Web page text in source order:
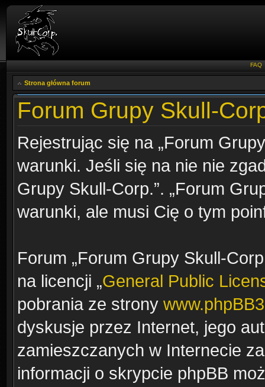
FAQ
Strona główna forum
Forum Grupy Skull-
Rejestrując się na „Forum
warunki. Jeśli się na nie nie
Grupy Skull-Corp.”. „Forum
warunki, ale musi Cię o tym
Forum „Forum Grupy Skull-
na licencji „General Public
pobrania ze strony
dyskusje przez Internet, jego
zamieszczanych w Internecie
informacji o skrypcie phpBB